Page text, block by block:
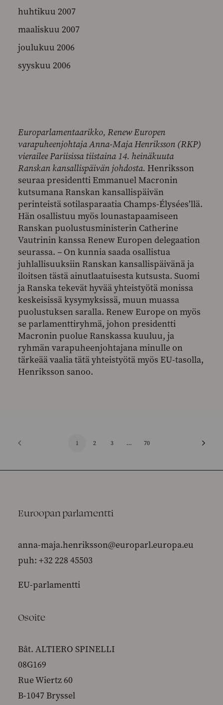
huhtikuu 2007
maaliskuu 2007
joulukuu 2006
syyskuu 2006
Europarlamentaarikko, Renew Europen
varapuheenjohtaja Anna-Maja Henriksson (RKP)
vierailee Pariisissa tiistaina 14. heinäkuuta
Ranskan kansallispäivän johdosta. Henriksson
seuraa presidentti Emmanuel Macronin
kutsumana Ranskan kansallispäivän
perinteistä sotilasparaatia Champs-Élysées’llä.
Hän osallistuu myös lounastapaamiseen
Ranskan puolustusministerin Catherine
Vautrinin kanssa Renew Europen delegaation
seurassa. – On kunnia saada osallistua
juhlallisuuksiin Ranskan kansallispäivänä ja
iloitsen tästä ainutlaatuisesta kutsusta. Suomi
ja Ranska tekevät hyvää yhteistyötä monissa
keskeisissä kysymyksissä, muun muassa
puolustuksen saralla. Renew Europe on myös
se parlamenttiryhmä, johon presidentti
Macronin puolue Ranskassa kuuluu, ja
ryhmän varapuheenjohtajana minulle on
tärkeää vaalia tätä yhteistyötä myös EU-tasolla,
Henriksson sanoo.
1 2 3 … 70
Euroopan parlamentti
anna-maja.henriksson@europarl.europa.eu
puh: +32 228 45503
EU-parlamentti
Osoite
Bât. ALTIERO SPINELLI
08G169
Rue Wiertz 60
B-1047 Bryssel